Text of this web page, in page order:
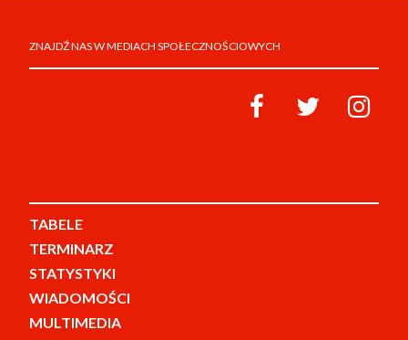
ZNAJDŹ NAS W MEDIACH SPOŁECZNOŚCIOWYCH
TABELE
TERMINARZ
STATYSTYKI
WIADOMOŚCI
MULTIMEDIA